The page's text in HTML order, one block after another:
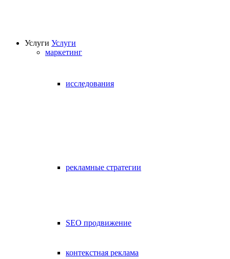
Услуги Услуги
маркетинг
исследования
рекламные стратегии
SEO продвижение
контекстная реклама